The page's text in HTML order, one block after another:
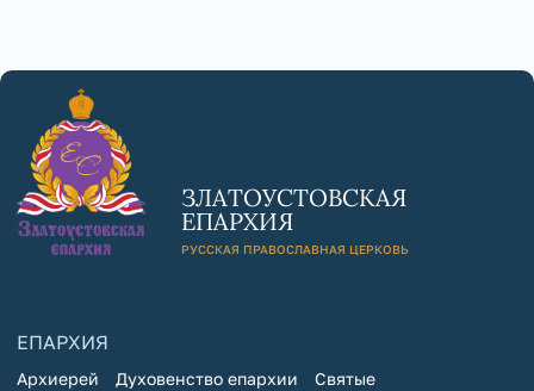
ЗЛАТОУСТОВСКАЯ
ЕПАРХИЯ
РУССКАЯ ПРАВОСЛАВНАЯ ЦЕРКОВЬ
ЕПАРХИЯ
Архиерей Духовенство епархии
Святые